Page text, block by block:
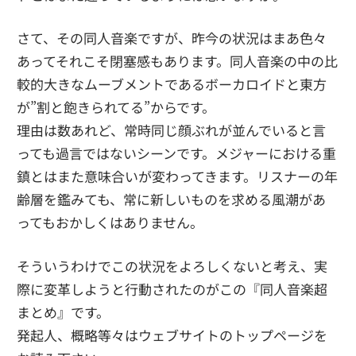
さて、その同人音楽ですが、昨今の状況はまあ色々
あってそれこそ閉塞感もあります。同人音楽の中の比
較的大きなムーブメントであるボーカロイドと東方
が”割と飽きられてる”からです。
理由は数あれど、常時同じ顔ぶれが並んでいると言
っても過言ではないシーンです。メジャーにおける重
鎮とはまた意味合いが変わってきます。リスナーの年
齢層を鑑みても、常に新しいものを求める風潮があ
ってもおかしくはありません。
そういうわけでこの状況をよろしくないと考え、実
際に変革しようと行動されたのがこの『同人音楽超
まとめ』です。
発起人、概略等々はウェブサイトのトップページを